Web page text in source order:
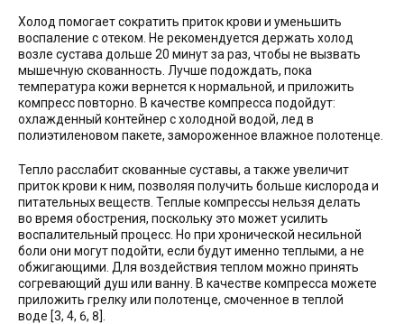
Холод помогает сократить приток крови и уменьшить
воспаление с отеком. Не рекомендуется держать холод
возле сустава дольше 20 минут за раз, чтобы не вызвать
мышечную скованность. Лучше подождать, пока
температура кожи вернется к нормальной, и приложить
компресс повторно. В качестве компресса подойдут:
охлажденный контейнер с холодной водой, лед в
полиэтиленовом пакете, замороженное влажное полотенце.
Тепло расслабит скованные суставы, а также увеличит
приток крови к ним, позволяя получить больше кислорода и
питательных веществ. Теплые компрессы нельзя делать
во время обострения, поскольку это может усилить
воспалительный процесс. Но при хронической несильной
боли они могут подойти, если будут именно теплыми, а не
обжигающими. Для воздействия теплом можно принять
согревающий душ или ванну. В качестве компресса можете
приложить грелку или полотенце, смоченное в теплой
воде [3, 4, 6, 8].